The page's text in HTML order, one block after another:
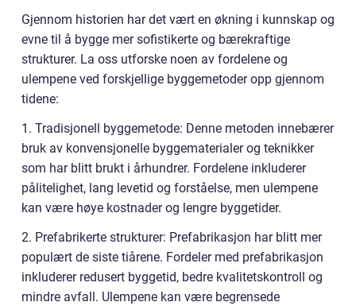
Gjennom historien har det vært en økning i kunnskap og
evne til å bygge mer sofistikerte og bærekraftige
strukturer. La oss utforske noen av fordelene og
ulempene ved forskjellige byggemetoder opp gjennom
tidene:
1. Tradisjonell byggemetode: Denne metoden innebærer
bruk av konvensjonelle byggematerialer og teknikker
som har blitt brukt i århundrer. Fordelene inkluderer
pålitelighet, lang levetid og forståelse, men ulempene
kan være høye kostnader og lengre byggetider.
2. Prefabrikerte strukturer: Prefabrikasjon har blitt mer
populært de siste tiårene. Fordeler med prefabrikasjon
inkluderer redusert byggetid, bedre kvalitetskontroll og
mindre avfall. Ulempene kan være begrensede